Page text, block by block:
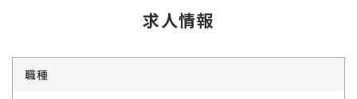
求人情報
職種